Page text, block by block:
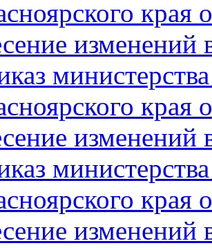
изменений
изменений
изменений